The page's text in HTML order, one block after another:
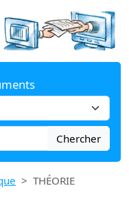
Chercher
THÉORIE